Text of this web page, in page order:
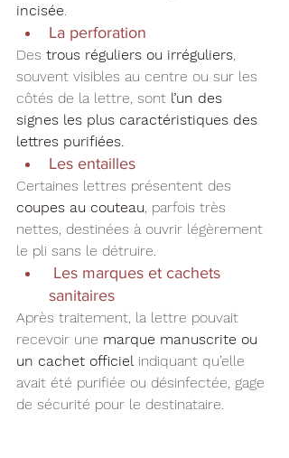
incisée.
La perforation
Des trous réguliers ou irréguliers,
souvent visibles au centre ou sur les
côtés de la lettre, sont l’un des
signes les plus caractéristiques des
lettres purifiées.
Les entailles
Certaines lettres présentent des
coupes au couteau, parfois très
nettes, destinées à ouvrir légèrement
le pli sans le détruire.
Les marques et cachets
sanitaires
Après traitement, la lettre pouvait
recevoir une marque manuscrite ou
un cachet officiel indiquant qu’elle
avait été purifiée ou désinfectée, gage
de sécurité pour le destinataire.